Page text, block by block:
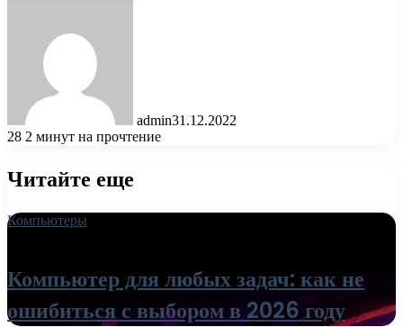
admin31.12.2022
28 2 минут на прочтение
Читайте еще
Компьютеры
Компьютер для любых задач: как не
ошибиться с выбором в 2026 году